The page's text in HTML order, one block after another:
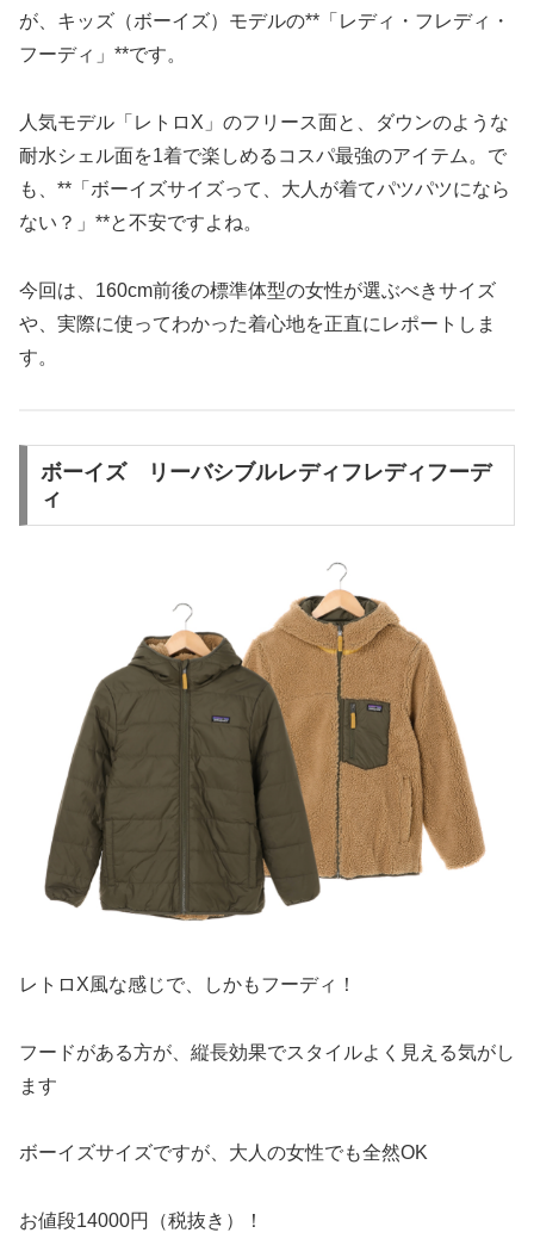
が、キッズ（ボーイズ）モデルの**「レディ・フレディ・
フーディ」**です。
人気モデル「レトロX」のフリース面と、ダウンのような
耐水シェル面を1着で楽しめるコスパ最強のアイテム。で
も、**「ボーイズサイズって、大人が着てパツパツになら
ない？」**と不安ですよね。
今回は、160cm前後の標準体型の女性が選ぶべきサイズ
や、実際に使ってわかった着心地を正直にレポートしま
す。
ボーイズ リーバシブルレディフレディフーデ
ィ
レトロX風な感じで、しかもフーディ！
フードがある方が、縦長効果でスタイルよく見える気がし
ます
ボーイズサイズですが、大人の女性でも全然OK
お値段14000円（税抜き）！